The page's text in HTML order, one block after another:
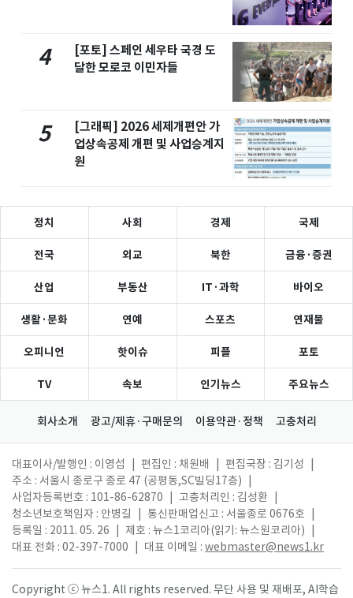
4
[포토] 스페인 세우타 국경 도
달한 모로코 이민자들
5
[그래픽] 2026 세제개편안 가
업상속공제 개편 및 사업승계지
원
정치 사회 경제 국제
전국 외교 북한 금융·증권
산업 부동산 IT·과학 바이오
생활·문화 연예 스포츠 연재물
오피니언 핫이슈 피플 포토
TV 속보 인기뉴스 주요뉴스
회사소개 광고/제휴·구매문의 이용약관·정책 고충처리
대표이사/발행인 : 이영섭 편집인 : 채원배 편집국장 : 김기성
주소 : 서울시 종로구 종로 47 (공평동,SC빌딩17층)
사업자등록번호 : 101-86-62870
고충처리인 : 김성환
청소년보호책임자 : 안병길
통신판매업신고 : 서울종로 0676호
등록일 : 2011. 05. 26
제호 : 뉴스1코리아(읽기: 뉴스원코리아)
대표 전화 : 02-397-7000
대표 이메일 : webmaster@news1.kr
Copyright ⓒ 뉴스1. All rights reserved. 무단 사용 및 재배포, AI학습